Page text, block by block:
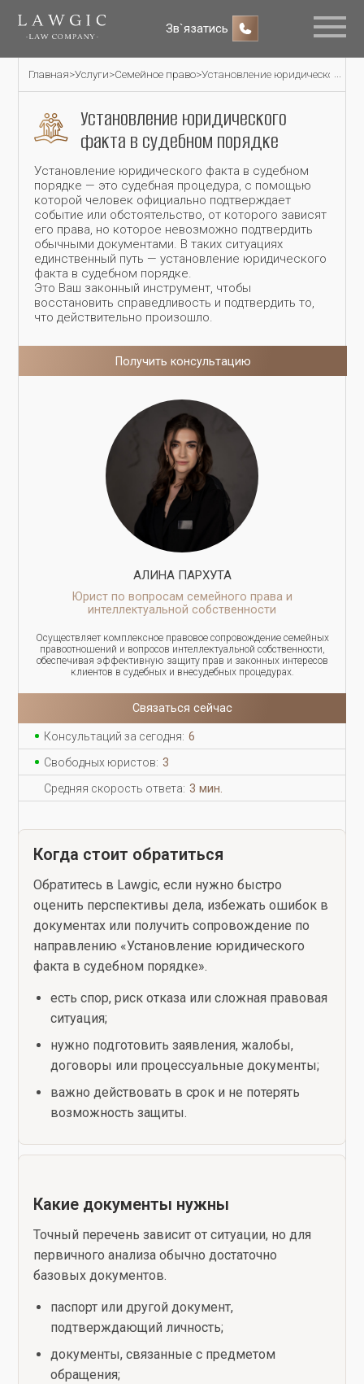
Зв`язатись
Главная>Услуги>Семейное право>Установление юридического
Установление юридического
факта в судебном порядке
Установление юридического факта в судебном
порядке — это судебная процедура, с помощью
которой человек официально подтверждает
событие или обстоятельство, от которого зависят
его права, но которое невозможно подтвердить
обычными документами. В таких ситуациях
единственный путь — установление юридического
факта в судебном порядке.
Это Ваш законный инструмент, чтобы
восстановить справедливость и подтвердить то,
что действительно произошло.
Получить консультацию
АЛИНА ПАРХУТА
Юрист по вопросам семейного права и
интеллектуальной собственности
Осуществляет комплексное правовое сопровождение семейных
правоотношений и вопросов интеллектуальной собственности,
обеспечивая эффективную защиту прав и законных интересов
клиентов в судебных и внесудебных процедурах.
Связаться сейчас
Консультаций за сегодня: 6
Свободных юристов: 3
Средняя скорость ответа: 3 мин.
Когда стоит обратиться
Обратитесь в Lawgic, если нужно быстро
оценить перспективы дела, избежать ошибок в
документах или получить сопровождение по
направлению «Установление юридического
факта в судебном порядке».
есть спор, риск отказа или сложная правовая
ситуация;
нужно подготовить заявления, жалобы,
договоры или процессуальные документы;
важно действовать в срок и не потерять
возможность защиты.
Какие документы нужны
Точный перечень зависит от ситуации, но для
первичного анализа обычно достаточно
базовых документов.
паспорт или другой документ,
подтверждающий личность;
документы, связанные с предметом
обращения;